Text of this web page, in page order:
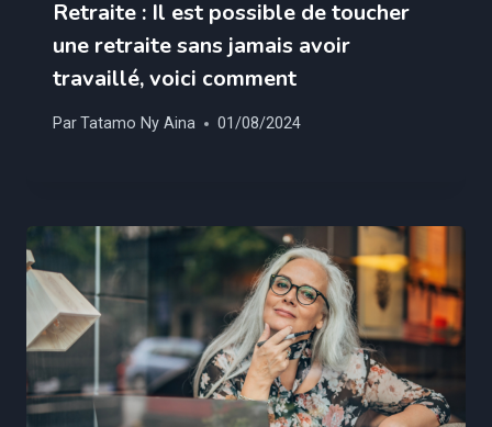
Retraite : Il est possible de toucher
une retraite sans jamais avoir
travaillé, voici comment
ParTatamo Ny Aina 01/08/2024